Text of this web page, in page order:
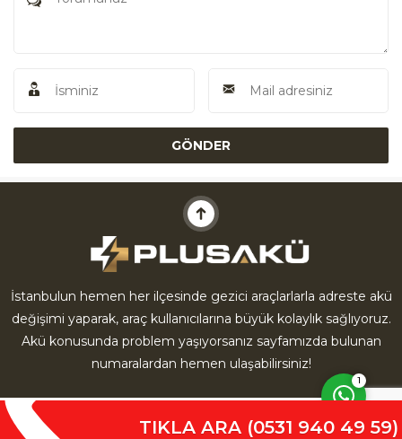
Cevap Yaz
1
İstanbulun hemen her ilçesinde gezici araçlarlarla adreste akü
değişimi yaparak, araç kullanıcılarına büyük kolaylık sağlıyoruz.
Akü konusunda problem yaşıyorsanız sayfamızda bulunan
numaralardan hemen ulaşabilirsiniz!
Anasayfa Hakkımızda İletişim
TIKLA ARA (0531 940 49 59)